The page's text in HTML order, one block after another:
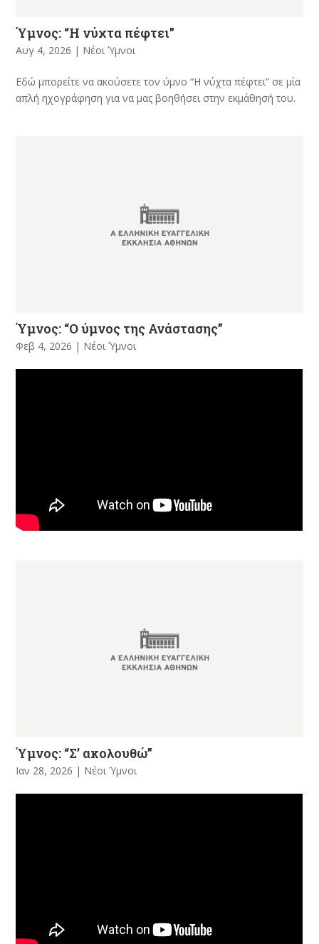
Ύμνος: “Η νύχτα πέφτει”
Αυγ 4, 2026 | Νέοι Ύμνοι
Εδώ μπορείτε να ακούσετε τον ύμνο “Η νύχτα πέφτει” σε μία
απλή ηχογράφηση για να μας βοηθήσει στην εκμάθησή του.
Ύμνος: “Ο ύμνος της Ανάστασης”
Φεβ 4, 2026 | Νέοι Ύμνοι
Ύμνος: “Σ’ ακολουθώ”
Ιαν 28, 2026 | Νέοι Ύμνοι